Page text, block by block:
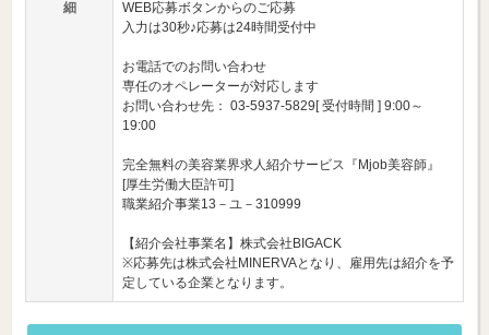
細
WEB応募ボタンからのご応募
入力は30秒♪応募は24時間受付中
お電話でのお問い合わせ
専任のオペレーターが対応します
お問い合わせ先： 03-5937-5829[ 受付時間 ] 9:00～
19:00
完全無料の美容業界求人紹介サービス『Mjob美容師』
[厚生労働大臣許可]
職業紹介事業13－ユ－310999
【紹介会社事業名】株式会社BIGACK
※応募先は株式会社MINERVAとなり、雇用先は紹介を予
定している企業となります。